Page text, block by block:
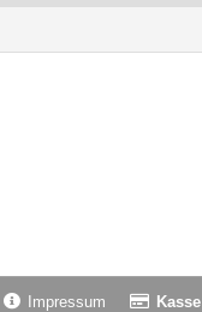
Impressum Kasse